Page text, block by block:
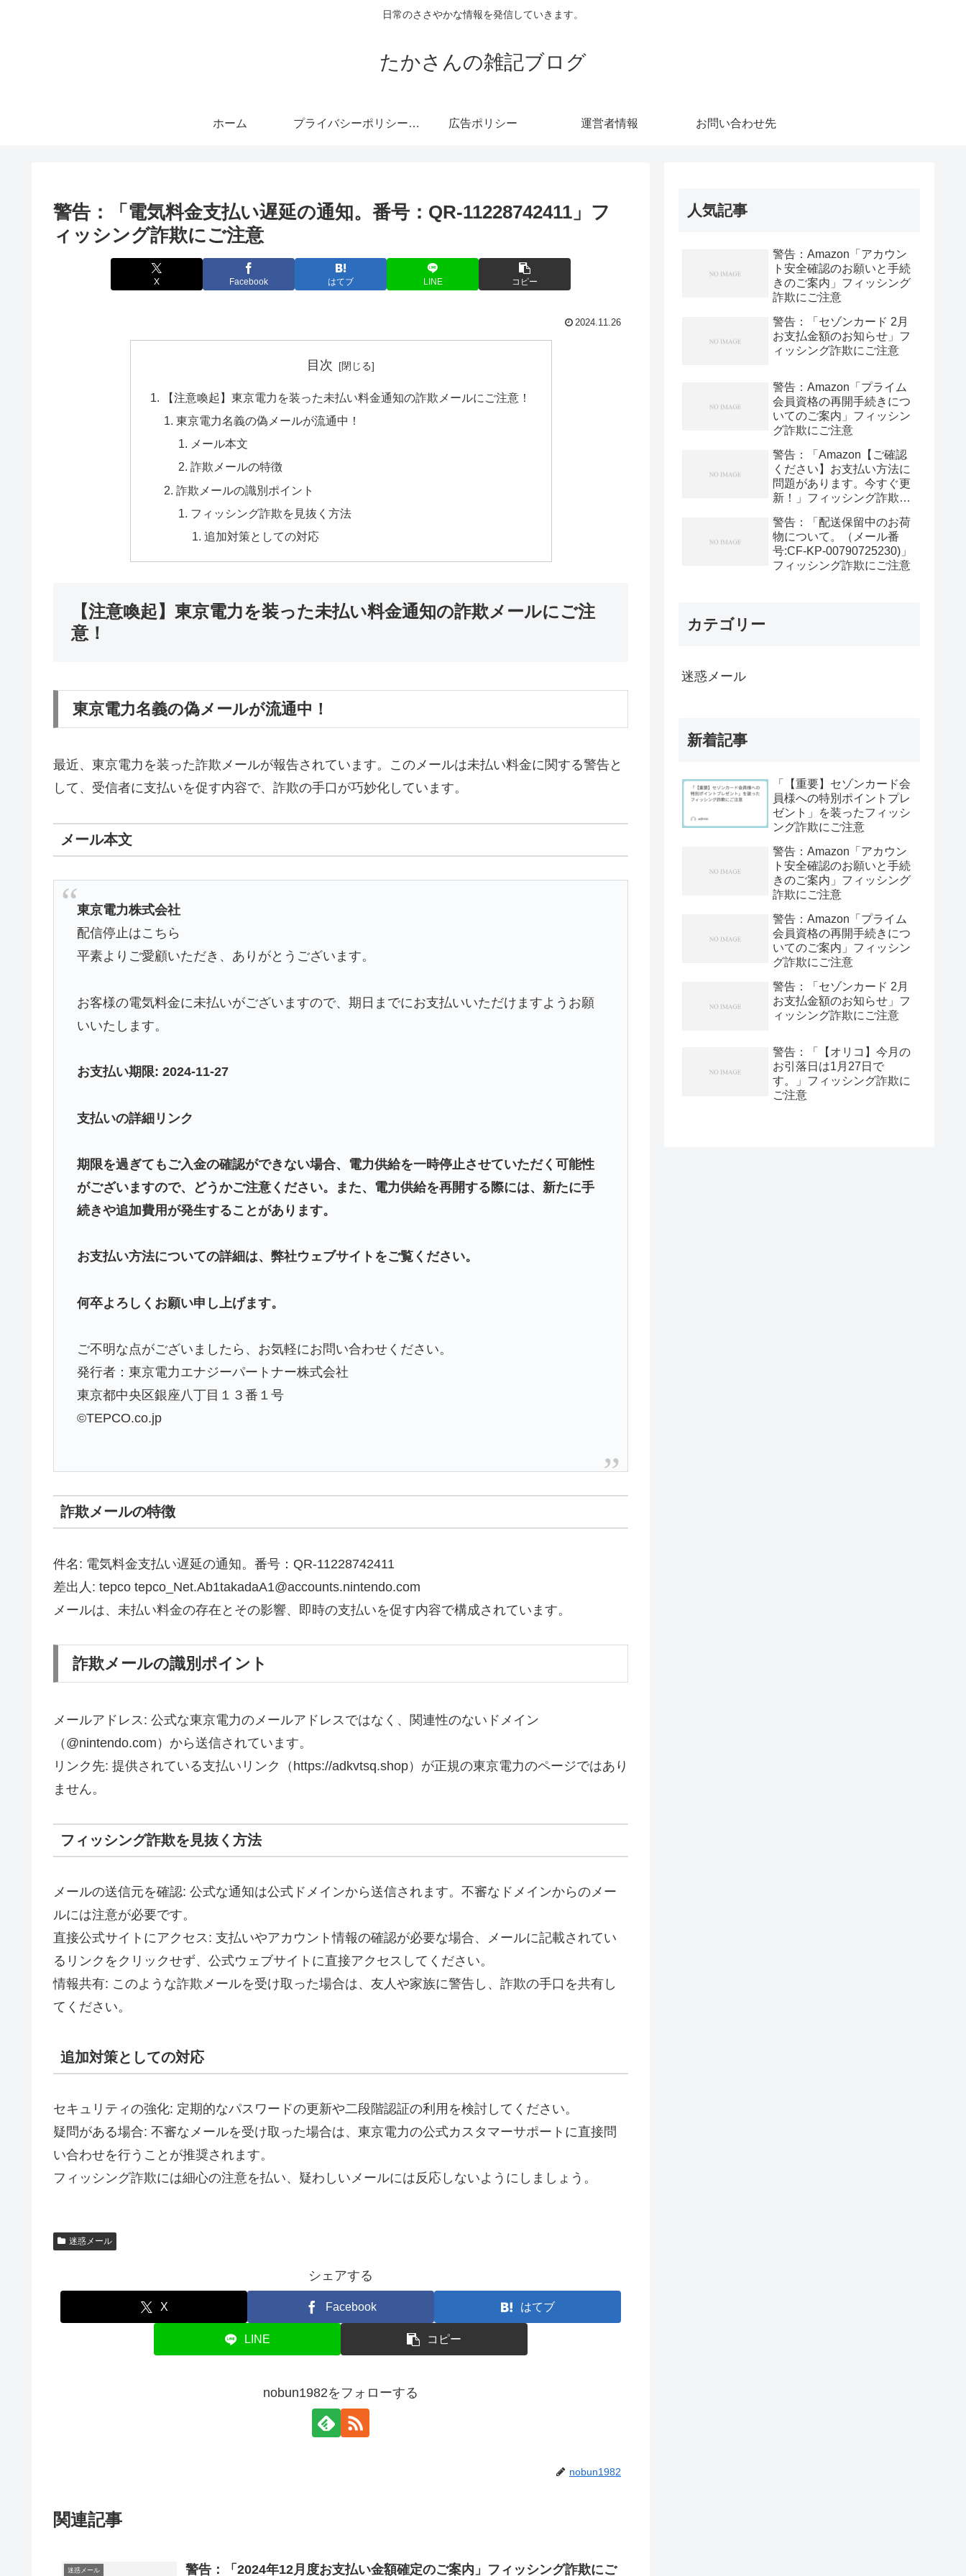
日常のささやかな情報を発信していきます。
たかさんの雑記ブログ
ホーム プライバシーポリシー・免責事項 広告ポリシー 運営者情報 お問い合わせ先
警告：「電気料金支払い遅延の通知。番号：QR-11228742411」フ
ィッシング詐欺にご注意
X Facebook はてブ LINE コピー
2024.11.26
目次
【注意喚起】東京電力を装った未払い料金通知の詐欺メールにご注意！
東京電力名義の偽メールが流通中！
メール本文
詐欺メールの特徴
詐欺メールの識別ポイント
フィッシング詐欺を見抜く方法
追加対策としての対応
【注意喚起】東京電力を装った未払い料金通知の詐欺メールにご注
意！
東京電力名義の偽メールが流通中！
最近、東京電力を装った詐欺メールが報告されています。このメールは未払い料金に関する警告と
して、受信者に支払いを促す内容で、詐欺の手口が巧妙化しています。
メール本文
東京電力株式会社
配信停止はこちら
平素よりご愛顧いただき、ありがとうございます。
お客様の電気料金に未払いがございますので、期日までにお支払いいただけますようお願
いいたします。
お支払い期限: 2024-11-27
支払いの詳細リンク
期限を過ぎてもご入金の確認ができない場合、電力供給を一時停止させていただく可能性
がございますので、どうかご注意ください。また、電力供給を再開する際には、新たに手
続きや追加費用が発生することがあります。
お支払い方法についての詳細は、弊社ウェブサイトをご覧ください。
何卒よろしくお願い申し上げます。
ご不明な点がございましたら、お気軽にお問い合わせください。
発行者：東京電力エナジーパートナー株式会社
東京都中央区銀座八丁目１３番１号
©TEPCO.co.jp
詐欺メールの特徴
件名: 電気料金支払い遅延の通知。番号：QR-11228742411
差出人: tepco tepco_Net.Ab1takadaA1@accounts.nintendo.com
メールは、未払い料金の存在とその影響、即時の支払いを促す内容で構成されています。
詐欺メールの識別ポイント
メールアドレス: 公式な東京電力のメールアドレスではなく、関連性のないドメイン
（@nintendo.com）から送信されています。
リンク先: 提供されている支払いリンク（https://adkvtsq.shop）が正規の東京電力のページではあり
ません。
フィッシング詐欺を見抜く方法
メールの送信元を確認: 公式な通知は公式ドメインから送信されます。不審なドメインからのメー
ルには注意が必要です。
直接公式サイトにアクセス: 支払いやアカウント情報の確認が必要な場合、メールに記載されてい
るリンクをクリックせず、公式ウェブサイトに直接アクセスしてください。
情報共有: このような詐欺メールを受け取った場合は、友人や家族に警告し、詐欺の手口を共有し
てください。
追加対策としての対応
セキュリティの強化: 定期的なパスワードの更新や二段階認証の利用を検討してください。
疑問がある場合: 不審なメールを受け取った場合は、東京電力の公式カスタマーサポートに直接問
い合わせを行うことが推奨されます。
フィッシング詐欺には細心の注意を払い、疑わしいメールには反応しないようにしましょう。
迷惑メール
シェアする
X Facebook はてブ
LINE コピー
nobun1982をフォローする
nobun1982
関連記事
迷惑メール 警告：「2024年12月度お支払い金額確定のご案内」フィッシング詐欺にご
人気記事
警告：Amazon「アカウン
ト安全確認のお願いと手続
きのご案内」フィッシング
詐欺にご注意
警告：「セゾンカード 2月
お支払金額のお知らせ」フ
ィッシング詐欺にご注意
警告：Amazon「プライム
会員資格の再開手続きにつ
いてのご案内」フィッシン
グ詐欺にご注意
警告：「Amazon【ご確認
ください】お支払い方法に
問題があります。今すぐ更
新！」フィッシング詐欺に
警告：「配送保留中のお荷
物について。（メール番
号:CF-KP-00790725230)」
フィッシング詐欺にご注意
カテゴリー
迷惑メール
新着記事
「【重要】セゾンカード会
員様への特別ポイントプレ
ゼント」を装ったフィッシ
ング詐欺にご注意
警告：Amazon「アカウン
ト安全確認のお願いと手続
きのご案内」フィッシング
詐欺にご注意
警告：Amazon「プライム
会員資格の再開手続きにつ
いてのご案内」フィッシン
グ詐欺にご注意
警告：「セゾンカード 2月
お支払金額のお知らせ」フ
ィッシング詐欺にご注意
警告：「【オリコ】今月の
お引落日は1月27日で
す。」フィッシング詐欺に
ご注意